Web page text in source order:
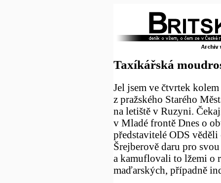
Taxíkářská
Jel jsem ve čtvrtek
z pražského Starého
na letiště v Ruzyni.
v Mladé frontě Dnes o
představitelé ODS věděli
Šrejberově daru pro
a kamuflovali to lžemi o
maďarských, případně